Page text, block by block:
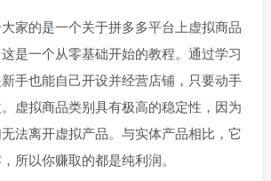
家的是一个关于拼多多平台上虚拟商品
是一个从零基础开始的教程。通过学习
手也能自己开设并经营店铺，只要动手
虚拟商品类别具有极高的稳定性，因为
法离开虚拟产品。与实体产品相比，它
所以你赚取的都是纯利润。